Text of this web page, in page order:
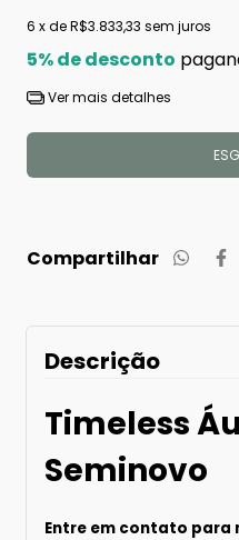
6 x deR$3.833,33 sem juros
5% de desconto
Ver mais detalhes
Compartilhar
Descrição
Timeless
Seminovo
Entre em contato para